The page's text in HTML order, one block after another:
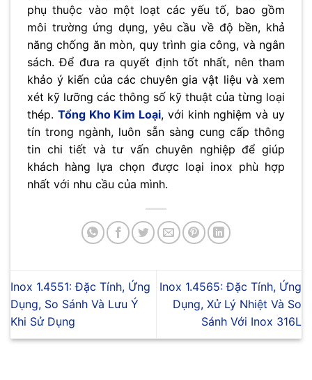
phụ thuộc vào một loạt các yếu tố, bao gồm
môi trường ứng dụng, yêu cầu về độ bền, khả
năng chống ăn mòn, quy trình gia công, và ngân
sách. Để đưa ra quyết định tốt nhất, nên tham
khảo ý kiến của các chuyên gia vật liệu và xem
xét kỹ lưỡng các thông số kỹ thuật của từng loại
thép. Tổng Kho Kim Loại, với kinh nghiệm và uy
tín trong ngành, luôn sẵn sàng cung cấp thông
tin chi tiết và tư vấn chuyên nghiệp để giúp
khách hàng lựa chọn được loại inox phù hợp
nhất với nhu cầu của mình.
Inox 1.4551: Đặc Tính, Ứng
Dụng, So Sánh Và Lưu Ý
Khi Sử Dụng
Inox 1.4565: Đặc Tính, Ứng
Dụng, Xử Lý Nhiệt Và So
Sánh Với Inox 316L